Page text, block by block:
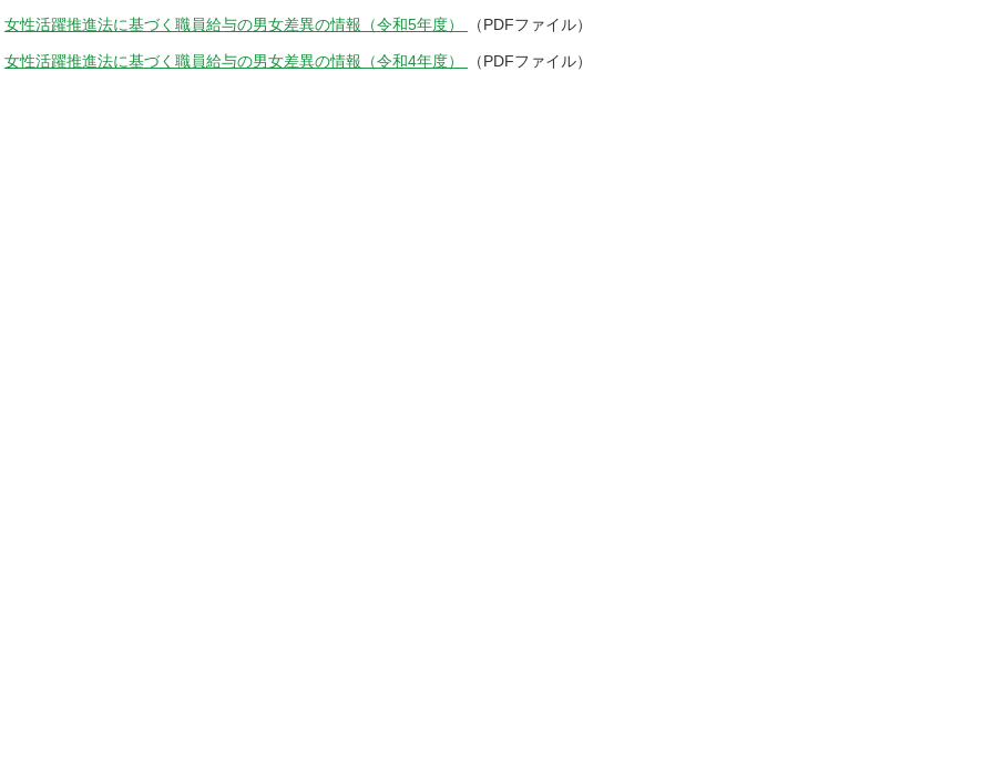
女性活躍推進法に基づく職員給与の男女差異の情報（令和5年度） （PDFファイル）
女性活躍推進法に基づく職員給与の男女差異の情報（令和4年度） （PDFファイル）